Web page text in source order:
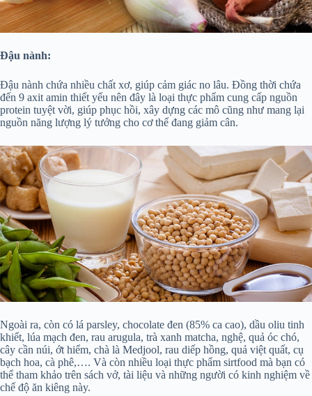
Đậu nành:
Đậu nành chứa nhiều chất xơ, giúp cảm giác no lâu. Đồng thời chứa
đến 9 axit amin thiết yếu nên đây là loại thực phẩm cung cấp nguồn
protein tuyệt vời, giúp phục hồi, xây dựng các mô cũng như mang lại
nguồn năng lượng lý tưởng cho cơ thể đang giảm cân.
Ngoài ra, còn có lá parsley, chocolate đen (85% ca cao), dầu oliu tinh
khiết, lúa mạch đen, rau arugula, trà xanh matcha, nghệ, quả óc chó,
cây cần núi, ớt hiểm, chà là Medjool, rau diếp hồng, quả việt quất, cụ
bạch hoa, cà phê,…. Và còn nhiều loại thực phẩm sirtfood mà bạn có
thể tham khảo trên sách vở, tài liệu và những người có kinh nghiệm về
chế độ ăn kiêng này.